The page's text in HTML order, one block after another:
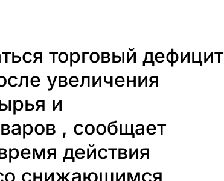
торговый дефицит
увеличения
и
, сообщает
действия
снижающимся